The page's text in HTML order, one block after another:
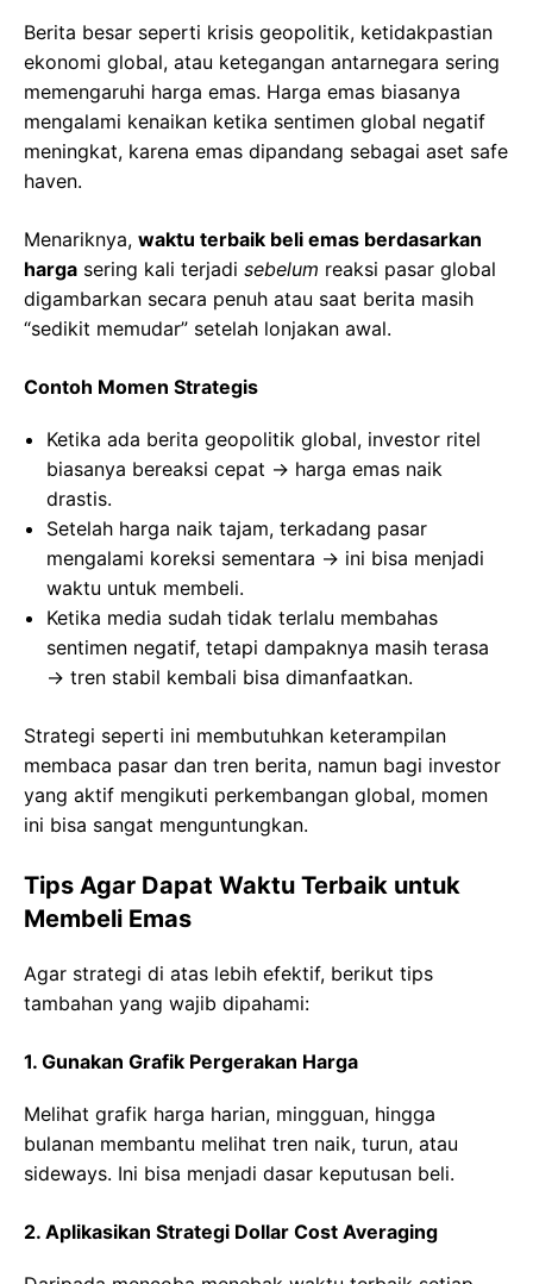
Berita besar seperti krisis geopolitik, ketidakpastian
ekonomi global, atau ketegangan antarnegara sering
memengaruhi harga emas. Harga emas biasanya
mengalami kenaikan ketika sentimen global negatif
meningkat, karena emas dipandang sebagai aset safe
haven.
Menariknya, waktu terbaik beli emas berdasarkan
harga sering kali terjadi sebelum reaksi pasar global
digambarkan secara penuh atau saat berita masih
“sedikit memudar” setelah lonjakan awal.
Contoh Momen Strategis
Ketika ada berita geopolitik global, investor ritel
biasanya bereaksi cepat → harga emas naik
drastis.
Setelah harga naik tajam, terkadang pasar
mengalami koreksi sementara → ini bisa menjadi
waktu untuk membeli.
Ketika media sudah tidak terlalu membahas
sentimen negatif, tetapi dampaknya masih terasa
→ tren stabil kembali bisa dimanfaatkan.
Strategi seperti ini membutuhkan keterampilan
membaca pasar dan tren berita, namun bagi investor
yang aktif mengikuti perkembangan global, momen
ini bisa sangat menguntungkan.
Tips Agar Dapat Waktu Terbaik untuk
Membeli Emas
Agar strategi di atas lebih efektif, berikut tips
tambahan yang wajib dipahami:
1. Gunakan Grafik Pergerakan Harga
Melihat grafik harga harian, mingguan, hingga
bulanan membantu melihat tren naik, turun, atau
sideways. Ini bisa menjadi dasar keputusan beli.
2. Aplikasikan Strategi Dollar Cost Averaging